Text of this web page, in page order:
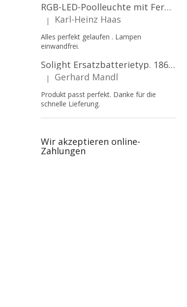
RGB-LED-Poolleuchte mit Fernbedienung, 12W, 1260lm, PAR56, 12V, 1+1 gratis!
Die Produktbewertung beträgt 5 von 5 Sternen.
| Karl-Heinz Haas
Alles perfekt gelaufen . Lampen
einwandfrei.
Solight Ersatzbatterietyp. 18650, 3,7 V, Li-Ion, 2200 mAh [WN900]
Die Produktbewertung beträgt 5 von 5 Sternen.
| Gerhard Mandl
Produkt passt perfekt. Danke für die
schnelle Lieferung.
Wir akzeptieren online-
Zahlungen